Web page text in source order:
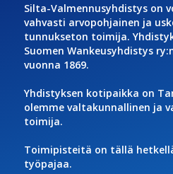
Silta-Valmennusyhdistys on
vahvasti arvopohjainen ja
tunnukseton toimija.
Suomen Wankeusyhdistys
vuonna 1869.
Yhdistyksen kotipaikka on
olemme valtakunnallinen ja
toimija.
Toimipisteitä on tällä
työpajaa.